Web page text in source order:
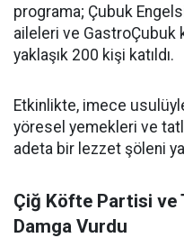
programa; Çubuk
aileleri ve GastroÇubuk
yaklaşık 200 kişi katıldı.
Etkinlikte, imece
yöresel yemekleri ve
adeta bir lezzet şöleni
Çiğ Köfte Partisi ve
Damga Vurdu